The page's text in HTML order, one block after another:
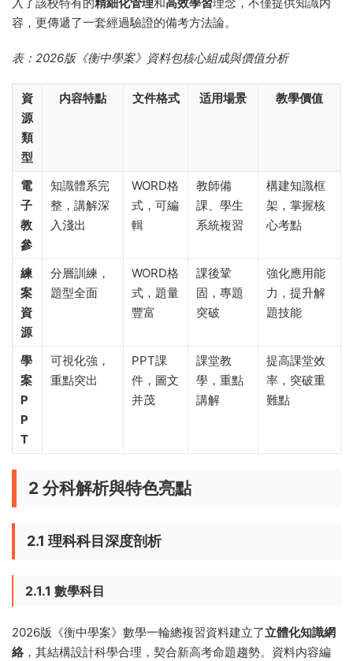
容，更傳遞了一套經過驗證的備考方法論。
表：2026版《衡中學案》資料包核心組成與價值分析
資
源
類
型
内容特點 文件格式 适用場景 教學價值
電
子
教
參
知識體系完
整，講解深
入淺出
WORD格
式，可編
輯
教師備
課、學生
系統複習
構建知識框
架，掌握核
心考點
練
案
資
源
分層訓練，
題型全面
WORD格
式，題量
豐富
課後鞏
固，專題
突破
強化應用能
力，提升解
題技能
學
案
P
P
T
可視化強，
重點突出
PPT課
件，圖文
并茂
課堂教
學，重點
講解
提高課堂效
率，突破重
難點
2 分科解析與特色亮點
2.1 理科科目深度剖析
2.1.1 數學科目
2026版《衡中學案》數學一輪總複習資料建立了立體化知識網
絡，其結構設計科學合理，契合新高考命題趨勢。資料内容編